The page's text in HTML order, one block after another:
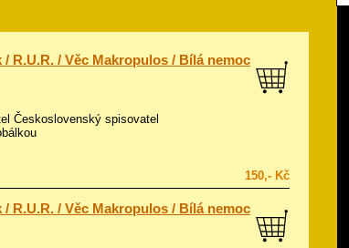
/ R.U.R. / Věc Makropulos / Bílá nemoc
Československý spisovatel
150,- Kč
/ R.U.R. / Věc Makropulos / Bílá nemoc